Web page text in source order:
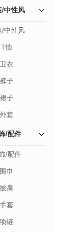
/中性风
/中性风
T恤
卫衣
裤子
裙子
外套
/配件
/配件
围巾
披肩
手套
项链